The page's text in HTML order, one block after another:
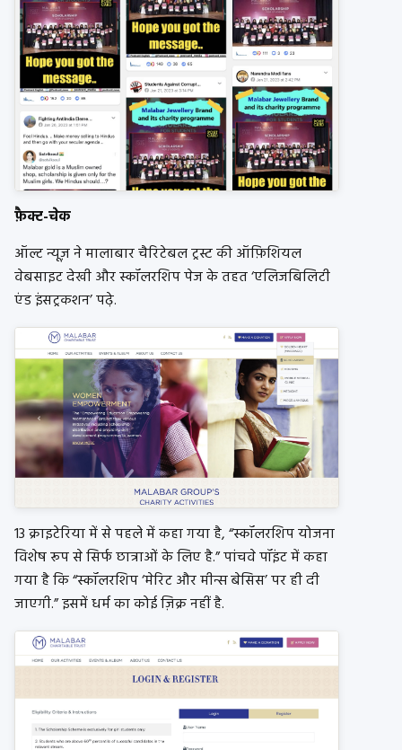
फ़ैक्ट-चेक
ऑल्ट न्यूज़ ने मालाबार चैरिटेबल ट्रस्ट की ऑफ़िशियल
वेबसाइट देखी और स्कॉलरशिप पेज के तहत ‘एलिजबिलिटी
एंड इंसट्रकशन’ पढ़े.
13 क्राइटेरिया में से पहले में कहा गया है, “स्कॉलरशिप योजना
विशेष रूप से सिर्फ छात्राओं के लिए है.” पांचवे पॉइंट में कहा
गया है कि “स्कॉलरशिप ‘मेरिट और मीन्स बेसिस’ पर ही दी
जाएगी.” इसमें धर्म का कोई ज़िक्र नहीं है.